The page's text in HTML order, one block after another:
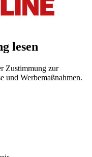
lesen
Zustimmung zur
und Werbemaßnahmen.